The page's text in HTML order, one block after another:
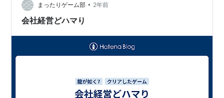
加中ゲームブログやってる人の集まり場！
まったりゲーム部 • 2年前
会社経営どハマり